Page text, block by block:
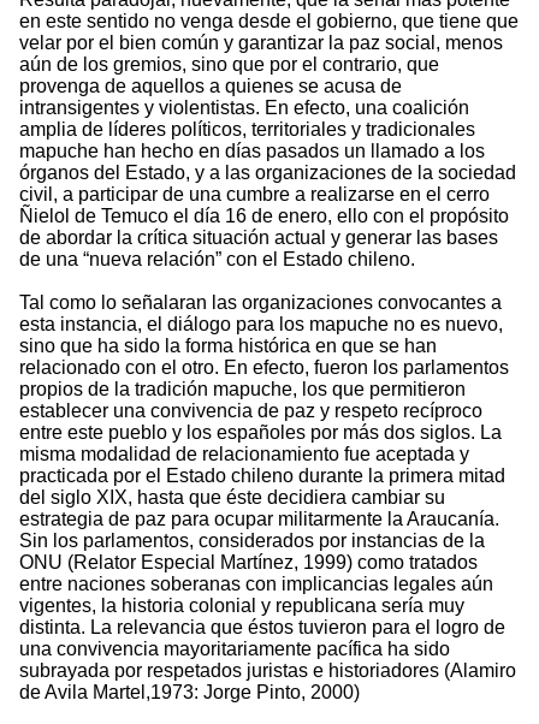
en este sentido no venga desde el gobierno, que tiene que
velar por el bien común y garantizar la paz social, menos
aún de los gremios, sino que por el contrario, que
provenga de aquellos a quienes se acusa de
intransigentes y violentistas. En efecto, una coalición
amplia de líderes políticos, territoriales y tradicionales
mapuche han hecho en días pasados un llamado a los
órganos del Estado, y a las organizaciones de la sociedad
civil, a participar de una cumbre a realizarse en el cerro
Ñielol de Temuco el día 16 de enero, ello con el propósito
de abordar la crítica situación actual y generar las bases
de una “nueva relación” con el Estado chileno.
Tal como lo señalaran las organizaciones convocantes a
esta instancia, el diálogo para los mapuche no es nuevo,
sino que ha sido la forma histórica en que se han
relacionado con el otro. En efecto, fueron los parlamentos
propios de la tradición mapuche, los que permitieron
establecer una convivencia de paz y respeto recíproco
entre este pueblo y los españoles por más dos siglos. La
misma modalidad de relacionamiento fue aceptada y
practicada por el Estado chileno durante la primera mitad
del siglo XIX, hasta que éste decidiera cambiar su
estrategia de paz para ocupar militarmente la Araucanía.
Sin los parlamentos, considerados por instancias de la
ONU (Relator Especial Martínez, 1999) como tratados
entre naciones soberanas con implicancias legales aún
vigentes, la historia colonial y republicana sería muy
distinta. La relevancia que éstos tuvieron para el logro de
una convivencia mayoritariamente pacífica ha sido
subrayada por respetados juristas e historiadores (Alamiro
de Avila Martel,1973: Jorge Pinto, 2000)